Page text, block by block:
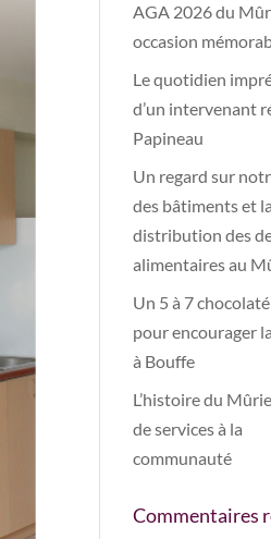
AGA 2026 du
occasion
Le quotidien
d’un intervenant
Papineau
Un regard sur
des bâtiments et la
distribution des
alimentaires au
Un 5 à 7
pour encourager
à Bouffe
L’histoire du
de services à la
communauté
Commentaires